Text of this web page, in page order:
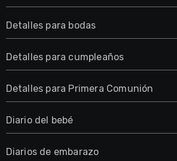
Detalles para bodas
Detalles para cumpleaños
Detalles para Primera Comunión
Diario del bebé
Diarios de embarazo